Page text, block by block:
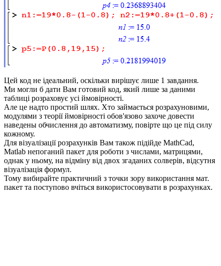
Цей код не ідеальний, оскільки вирішує лише 1 завдання.
Ми могли б дати Вам готовий код, який лише за даними
таблиці розраховує усі ймовірності.
Але це надто простий шлях. Хто займається розрахуновими,
модулями з теорії ймовірності обов'язово захоче довести
наведены обчислення до автоматизму, повірте що це під силу
кожному.
Для візуалізації розрахунків Вам також підійде MathCad,
Matlab непоганий пакет для роботи з числами, матрицями,
однак у ньому, на відміну від двох згаданих солверів, відсутня
візуалізація формул.
Тому вибирайте практичний з точки зору використання мат.
пакет та поступово вчіться використосовувати в розрахунках.